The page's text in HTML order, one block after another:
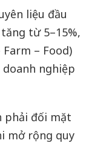
liệu đầu
từ 5–15%,
– Food)
nghiệp
phải đối mặt
mở rộng quy